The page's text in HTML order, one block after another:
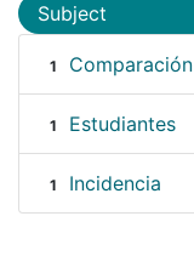
Subject
1 Comparación
1 Estudiantes
1 Incidencia